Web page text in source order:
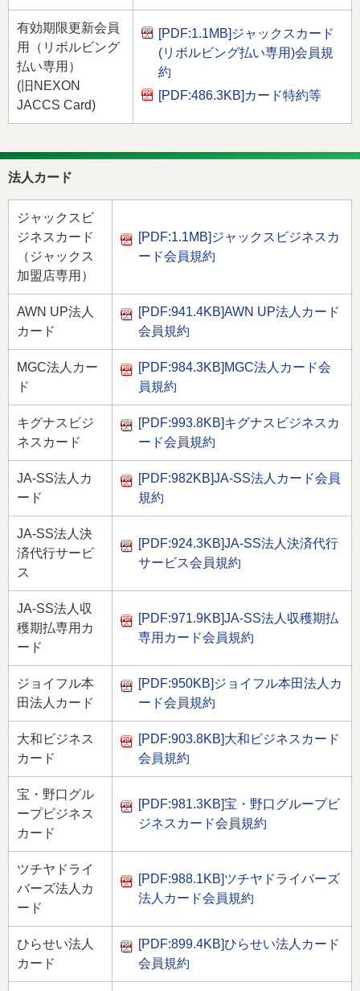
有効期限更新会員
用（リボルビング
払い専用）
(旧NEXON
JACCS Card)
[PDF:1.1MB] ジャックスカード
(リボルビング払い専用)会員規
約
[PDF:486.3KB] カード特約等
法人カード
ジャックスビ
ジネスカード
（ジャックス
加盟店専用）
[PDF:1.1MB] ジャックスビジネスカ
ード会員規約
AWN UP法人
カード
[PDF:941.4KB]AWN UP法人カード
会員規約
MGC法人カー
ド
[PDF:984.3KB] MGC法人カード会
員規約
キグナスビジ
ネスカード
[PDF:993.8KB]キグナスビジネスカ
ード会員規約
JA-SS法人カ
ード
[PDF:982KB]JA-SS法人カード会員
規約
JA-SS法人決
済代行サービ
ス
[PDF:924.3KB]JA-SS法人決済代行
サービス会員規約
JA-SS法人収
穫期払専用カ
ード
[PDF:971.9KB]JA-SS法人収穫期払
専用カード会員規約
ジョイフル本
田法人カード
[PDF:950KB] ジョイフル本田法人カ
ード会員規約
大和ビジネス
カード
[PDF:903.8KB]大和ビジネスカード
会員規約
宝・野口グル
ープビジネス
カード
[PDF:981.3KB]宝・野口グループビ
ジネスカード会員規約
ツチヤドライ
バーズ法人カ
ード
[PDF:988.1KB]ツチヤドライバーズ
法人カード会員規約
ひらせい法人
カード
[PDF:899.4KB]ひらせい法人カード
会員規約